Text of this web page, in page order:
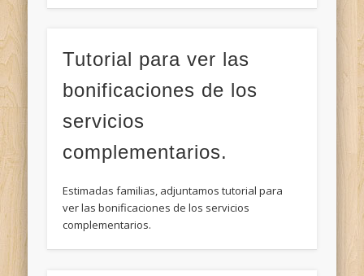
Tutorial para ver las
bonificaciones de los
servicios
complementarios.
Estimadas familias, adjuntamos tutorial para
ver las bonificaciones de los servicios
complementarios.